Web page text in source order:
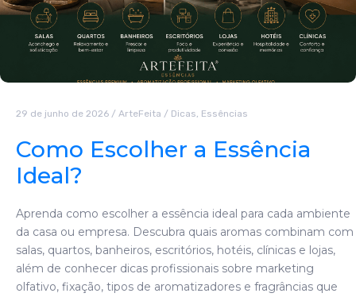
29 de junho de 2026 / ArteFeita / Dicas, Essências
Como Escolher a Essência
Ideal?
Aprenda como escolher a essência ideal para cada ambiente
da casa ou empresa. Descubra quais aromas combinam com
salas, quartos, banheiros, escritórios, hotéis, clínicas e lojas,
além de conhecer dicas profissionais sobre marketing
olfativo, fixação, tipos de aromatizadores e fragrâncias que